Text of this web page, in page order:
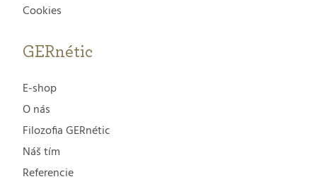
Cookies
GERnétic
E-shop
O nás
Filozofia GERnétic
Náš tím
Referencie